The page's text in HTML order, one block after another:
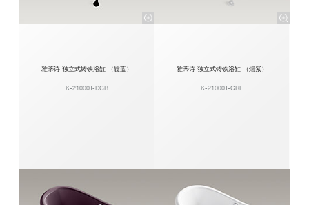
雅蒂诗 独立式铸铁浴缸 （靛蓝）
K-21000T-DGB
雅蒂诗 独立式铸铁浴缸 （烟紫）
K-21000T-GRL